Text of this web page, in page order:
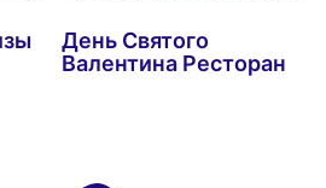
День Святого
Валентина Ресторан